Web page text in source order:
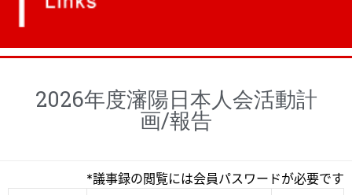
2026年度瀋陽日本人会活動計
画/報告
*議事録の閲覧には会員パスワードが必要です